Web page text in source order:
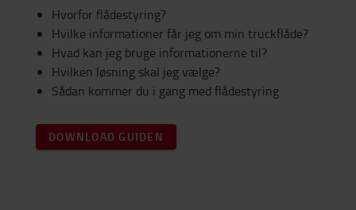
Hvorfor flådestyring?
Hvilke informationer får jeg om min truckflåde?
Hvad kan jeg bruge informationerne til?
Hvilken løsning skal jeg vælge?
Sådan kommer du i gang med flådestyring
DOWNLOAD GUIDEN